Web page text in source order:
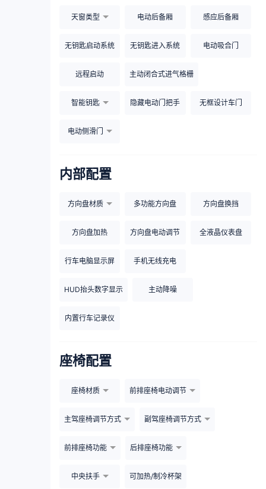
天窗类型 电动后备厢 感应后备厢
无钥匙启动系统 无钥匙进入系统 电动吸合门
远程启动 主动闭合式进气格栅
智能钥匙 隐藏电动门把手 无框设计车门
电动侧滑门
内部配置
方向盘材质 多功能方向盘 方向盘换挡
方向盘加热 方向盘电动调节 全液晶仪表盘
行车电脑显示屏 手机无线充电
HUD抬头数字显示 主动降噪
内置行车记录仪
座椅配置
座椅材质 前排座椅电动调节
主驾座椅调节方式 副驾座椅调节方式
前排座椅功能 后排座椅功能
中央扶手 可加热/制冷杯架